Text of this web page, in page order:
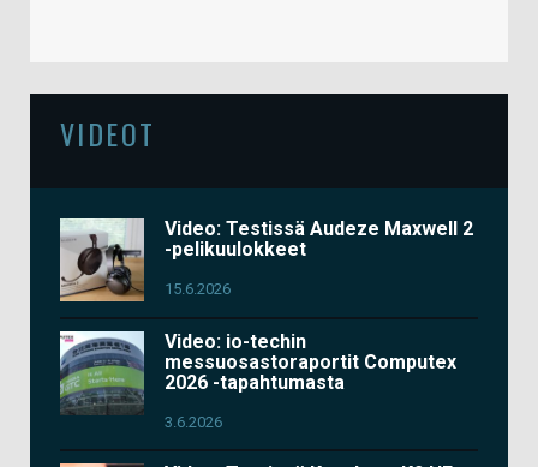
VIDEOT
Video: Testissä Audeze Maxwell 2
-pelikuulokkeet
15.6.2026
Video: io-techin
messuosastoraportit Computex
2026 -tapahtumasta
3.6.2026